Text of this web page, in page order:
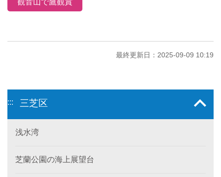
最終更新日：2025-09-09 10:19
::: 三芝区
浅水湾
芝蘭公園の海上展望台